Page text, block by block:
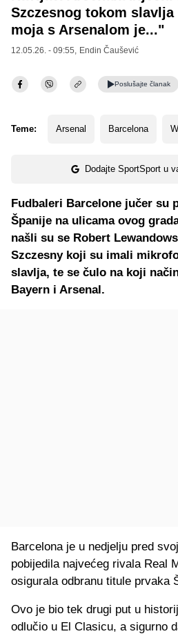
Szczesnog tokom
moja s Arsenalom je..."
12.05.26. - 09:55, Endin Čaušević
Poslušajte članak
Teme: Arsenal Barcelona
Dodajte SportSport u
Fudbaleri Barcelone jučer su
Španije na ulicama ovog
našli su se Robert
Szczesny koji su imali
slavlja, te se čulo na koji
Bayern i Arsenal.
Barcelona je u nedjelju pred
pobijedila najvećeg rivala Real
osigurala odbranu titule prvaka
Ovo je bio tek drugi put u
odlučio u El Clasicu, a sigurno